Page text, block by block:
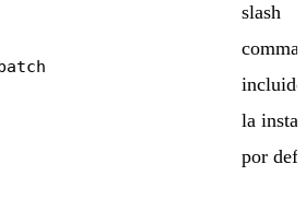
slash
la
por